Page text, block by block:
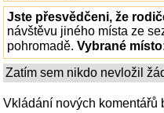
Jste přesvědčeni, že
návštěvu jiného místa ze
pohromadě. Vybrané
Zatím sem nikdo nevložil
Vkládání nových komentářů